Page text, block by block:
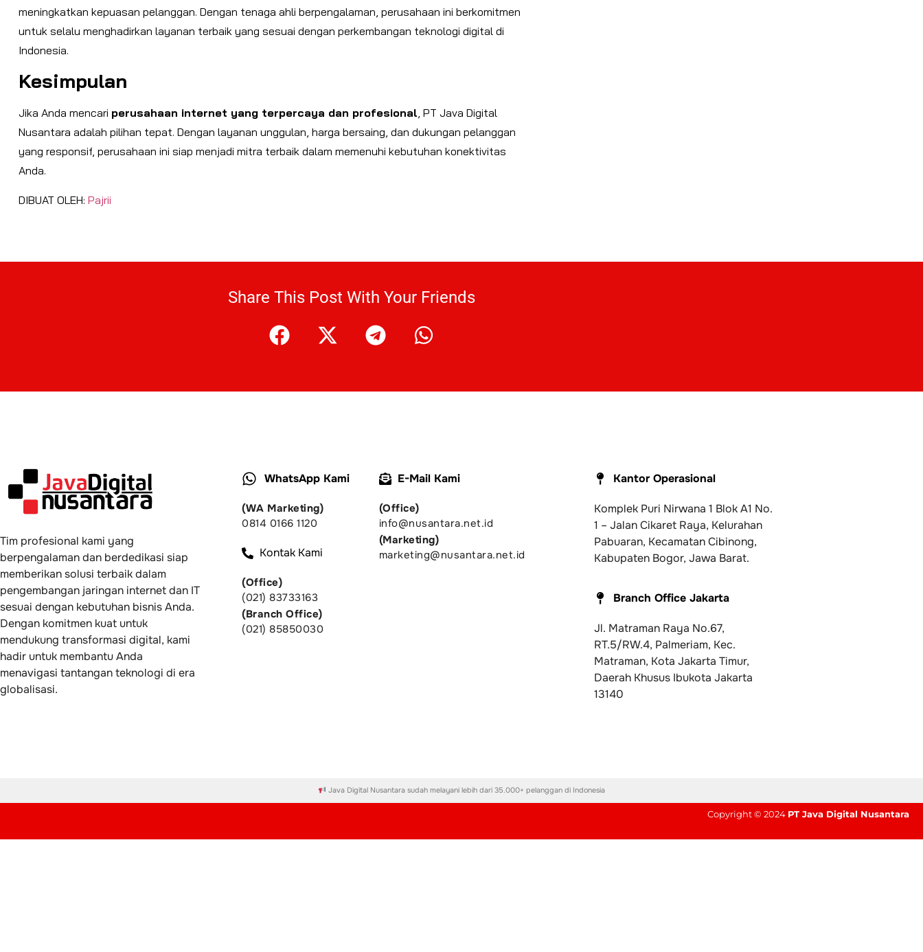
meningkatkan kepuasan pelanggan. Dengan tenaga ahli berpengalaman, perusahaan ini berkomitmen
untuk selalu menghadirkan layanan terbaik yang sesuai dengan perkembangan teknologi digital di
Indonesia.
Kesimpulan
Jika Anda mencari perusahaan internet yang terpercaya dan profesional, PT Java Digital
Nusantara adalah pilihan tepat. Dengan layanan unggulan, harga bersaing, dan dukungan pelanggan
yang responsif, perusahaan ini siap menjadi mitra terbaik dalam memenuhi kebutuhan konektivitas
Anda.
DIBUAT OLEH: Pajrii
Share This Post With Your Friends
Tim profesional kami yang
berpengalaman dan berdedikasi siap
memberikan solusi terbaik dalam
pengembangan jaringan internet dan IT
sesuai dengan kebutuhan bisnis Anda.
Dengan komitmen kuat untuk
mendukung transformasi digital, kami
hadir untuk membantu Anda
menavigasi tantangan teknologi di era
globalisasi.
WhatsApp Kami
(WA Marketing)
0814 0166 1120
Kontak Kami
(Office)
(021) 83733163
(Branch Office)
(021) 85850030
E-Mail Kami
(Office)
info@nusantara.net.id
(Marketing)
marketing@nusantara.net.id
Kantor Operasional
Komplek Puri Nirwana 1 Blok A1 No.
1 – Jalan Cikaret Raya, Kelurahan
Pabuaran, Kecamatan Cibinong,
Kabupaten Bogor, Jawa Barat.
Branch Office Jakarta
Jl. Matraman Raya No.67,
RT.5/RW.4, Palmeriam, Kec.
Matraman, Kota Jakarta Timur,
Daerah Khusus Ibukota Jakarta
13140
Java Digital Nusantara sudah melayani lebih dari 35.000+ pelanggan di Indonesia
Copyright © 2024 PT Java Digital Nusantara